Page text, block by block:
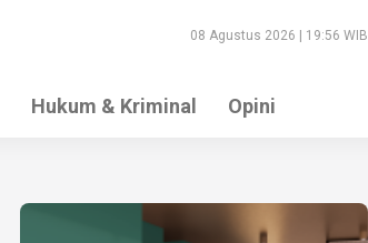
08 Agustus 2026 | 19:56 WIB
Hukum & Kriminal Opini